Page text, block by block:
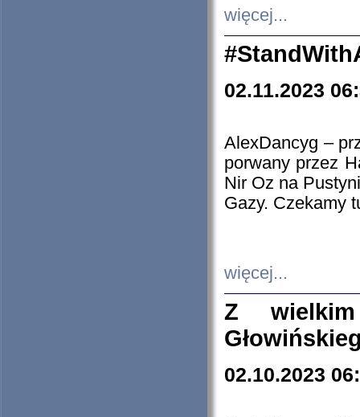
więcej...
02.11.2023
AlexDancyg –
porwany przez
Nir Oz na
Gazy. Czekamy
więcej...
Z
02.10.2023